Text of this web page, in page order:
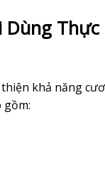
Thực
khả năng